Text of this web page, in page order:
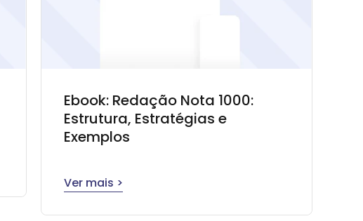
Ebook: Redação Nota 1000:
Estrutura, Estratégias e
Exemplos
Ver mais >